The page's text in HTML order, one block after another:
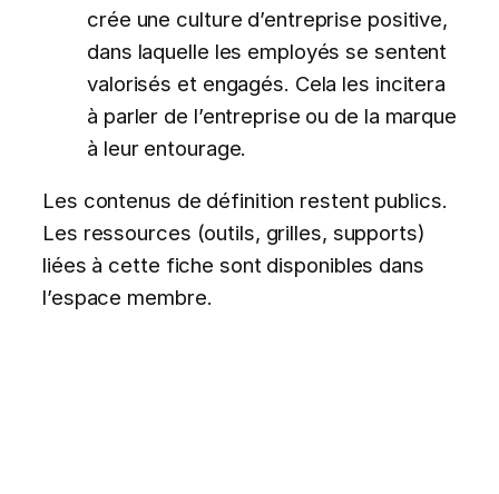
crée une culture d’entreprise positive,
dans laquelle les employés se sentent
valorisés et engagés. Cela les incitera
à parler de l’entreprise ou de la marque
à leur entourage.
Les contenus de définition restent publics.
Les ressources (outils, grilles, supports)
liées à cette fiche sont disponibles dans
l’espace membre.